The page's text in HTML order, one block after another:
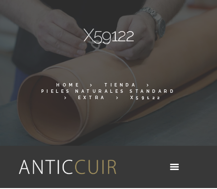
X59122
HOME
TIENDA
PIELES NATURALES STANDARD
EXTRA
X59122